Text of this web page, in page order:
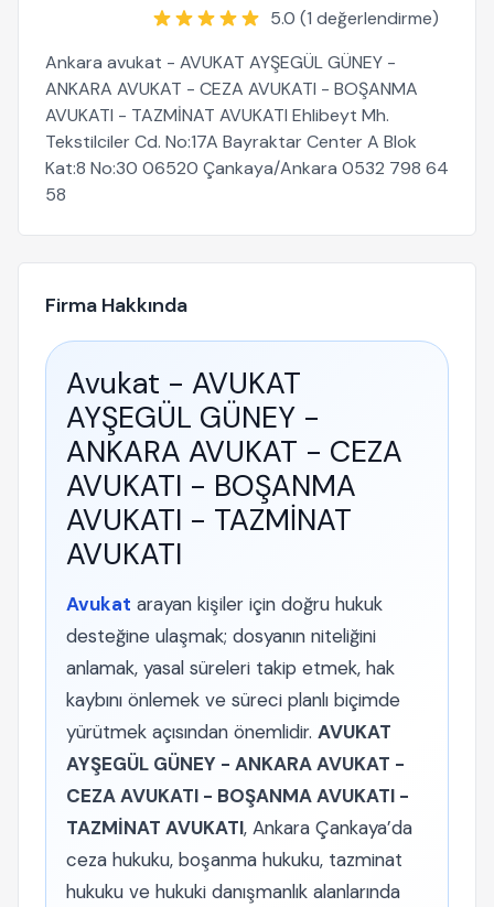
5.0 (1 değerlendirme)
Ankara avukat - AVUKAT AYŞEGÜL GÜNEY -
ANKARA AVUKAT - CEZA AVUKATI - BOŞANMA
AVUKATI - TAZMİNAT AVUKATI Ehlibeyt Mh.
Tekstilciler Cd. No:17A Bayraktar Center A Blok
Kat:8 No:30 06520 Çankaya/Ankara 0532 798 64
58
Firma Hakkında
Avukat - AVUKAT
AYŞEGÜL GÜNEY -
ANKARA AVUKAT - CEZA
AVUKATI - BOŞANMA
AVUKATI - TAZMİNAT
AVUKATI
Avukat arayan kişiler için doğru hukuk
desteğine ulaşmak; dosyanın niteliğini
anlamak, yasal süreleri takip etmek, hak
kaybını önlemek ve süreci planlı biçimde
yürütmek açısından önemlidir. AVUKAT
AYŞEGÜL GÜNEY - ANKARA AVUKAT -
CEZA AVUKATI - BOŞANMA AVUKATI -
TAZMİNAT AVUKATI, Ankara Çankaya’da
ceza hukuku, boşanma hukuku, tazminat
hukuku ve hukuki danışmanlık alanlarında